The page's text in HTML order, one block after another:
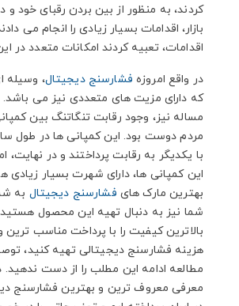
کردند، به منظور از بین بردن رقبای خود
بازار، اقدامات بسیار زیادی را انجام می
اقدامات، تعبیه کردند امکانات متعدد در
در واقع امروزه فشارسنج دیجیتال، وسیله
که دارای مزیت های متعددی نیز می باشد.
مساله نیز، وجود رقابت تنگاتنگ بین
مردم دوست بود. این کمپانی ها در طول
با یکدیگر به رقابت پرداختند و در نهایت،
این کمپانی ها، دارای شهرت بسیار زیادی
بهترین مارک های فشارسنج دیجیتال به
شما نیز به دنبال تهیه این محصول
بالاترین کیفیت را با پرداخت مناسب
هزینه فشارسنج دیجیتالی تهیه کنید،
مطالعه ادامه این مطلب را از دست ندهید.
معرفی معروف ترین و بهترین فشارسنج